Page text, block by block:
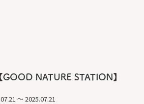
GOOD NATURE STATION】
～ 2025.07.21